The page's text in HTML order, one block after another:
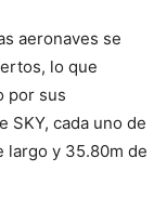
aeronaves se
lo que
por sus
SKY, cada uno de
largo y 35.80m de